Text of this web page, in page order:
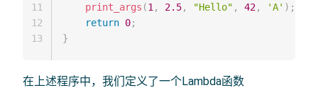
print_args (1 , 2.5, "Hello" , 42, 'A' ) ;
return 0;
}
11
12
13
在上述程序中，我们定义了一个Lambda函数